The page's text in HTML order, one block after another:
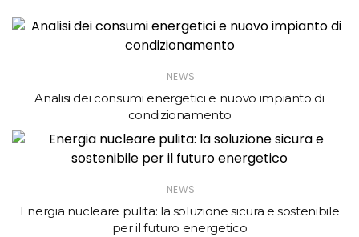
NEWS
Analisi dei consumi energetici e nuovo impianto di
condizionamento
NEWS
Energia nucleare pulita: la soluzione sicura e sostenibile
per il futuro energetico